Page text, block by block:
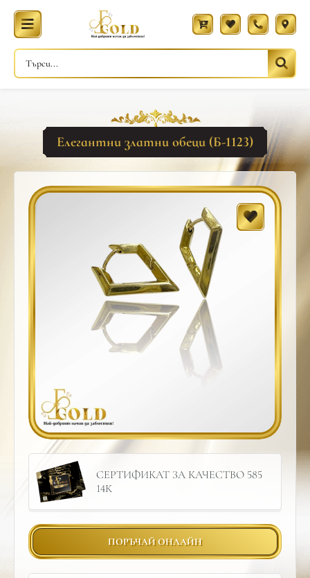
Елегантни златни обеци (Б-1123)
СЕРТИФИКАТ ЗА КАЧЕСТВО 585
14К
ПОРЪЧАЙ ОНЛАЙН